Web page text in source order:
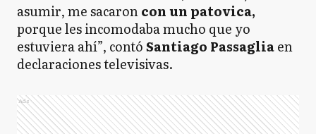
asumir, me sacaroncon un patovica,
porque les incomodaba mucho que yo
estuviera ahí”, contóSantiago Passagliaen
declaraciones televisivas.
Ads